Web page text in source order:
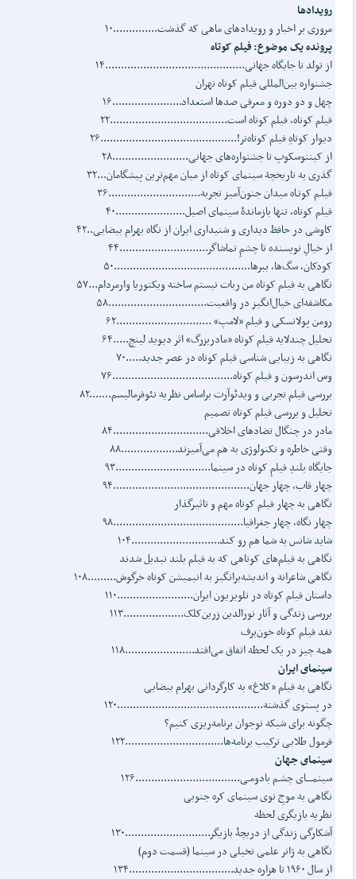
رویدادها
مروری بر اخبار و رویدادهای ماهی که گذشت..............۱۰
پرونده یک موضوع: فیلم‌ کوتاه
از تولد تا جایگاه جهانی............................................۱۴
جشنواره بین‌المللی فیلم کوتاه تهران
چهل و دو دوره و معرفی صدها استعداد......................۱۶
فیلم کوتاه، فیلم کوتاه است.....................................۲۲
دیوار کوتاهِ فیلم کوتاه‌تر!...........................................۲۶
از کینتوسکوپ تا جشنواره‌های جهانی........................۲۸
گذری به تاریخچة سینمای کوتاه از میان مهم‌ترین پیشگامان...۳۲
فیلـم کوتـاه میدان جنون‌آمیز تجربه.............................۳۶
فیلم کوتاه، تنها بازماندۀ سینمای اصیل......................۴۰
کاوشی در حافظ‌ دیداری و شنیداری ایران از نگاه بهرام بیضایی..۴۲
از خیالِ نویسنده تا چشمِ تماشاگر............................۴۴
کودکان، سگ‌ها، ببرها...........................................۵۰
نگاهی به فیلم کوتاه من ربات نیستم ساخته ویکتوریا وارمردام...۵۷
مکاشفه‌ای خیال‌انگیز در واقعیت...............................۵۸
رومن پولانسکی و فیلم «لامپ» ..............................۶۲
تحلیل چندلایه فیلم کوتاه «مادربزرگ» اثر دیوید لینچ.....۶۴
نگاهی به زیبایی شناسی فیلم کوتاه در عصر جدید.....۷۰
وس اندرسون و فیلم کوتاه......................................۷۶
بررسی فیلم تجربی و ویدئوآرت براساس نظریه نئوفرمالیسم.......۸۲
تحلیل و بررسی فیلم کوتاه تصمیم
مادر در چنگال تضادهای اخلاقی..............................۸۴
وقتی خاطره و تکنولوژی به هم می‌آمیزند..................۸۸
جایگاه بلندِ فیلمِ کوتاه در سینما..............................۹۳
چهار قاب، چهار جهان...........................................۹۴
نگاهی به چهار فیلم کوتاه مهم و تاثیرگذار
چهار نگاه، چهار جغرافیا.........................................۹۸
شاید شانس به شما هم رو کند............................۱۰۴
نگاهی به فیلم‌های کوتاهی که به فیلم بلند تبدیل شدند
نگاهی شاعرانه و اندیشه‌برانگیز به انیمیشن کوتاه خرگوش.........۱۰۸
داستان فیلم کوتاه در تلویزیون ایران........................۱۱۰
بررسی زندگی و آثار نورالدین زرین‌کلک...................۱۱۳
نقد فیلم کوتاه خون‌برف
همه چیز در یک لحظه اتفاق می‌افتد......................۱۱۸
سینمای ایران
نگاهی به فیلم «کلاغ» به کارگردانی بهرام بیضایی
در پستوی گذشته..............................................۱۲۰
چگونه برای شبکه نوجوان برنامه‌ریزی کنیم؟
فرمول طلایی ترکیب برنامه‌ها...............................۱۲۲
سینمای جهان
سینمــــای چشـم بادومـی.................................۱۲۶
نگاهی به موجِ نوی سینمای کره جنوبی
نظریه‌ بازیگری لحظه
آشکارگی زندگی از دریچۀ‌ بازیگر...........................۱۳۰
نگاهی به ژانر علمی تخیلی در سینما (قسمت دوم)
از سال ۱۹۶۰ تا هزاره جدید.................................۱۳۴